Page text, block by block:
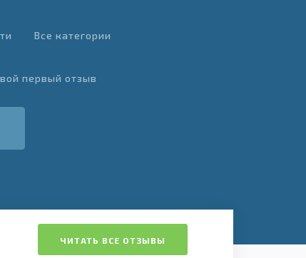
Все категории
первый отзыв
ЧИТАТЬ ВСЕ ОТЗЫВЫ